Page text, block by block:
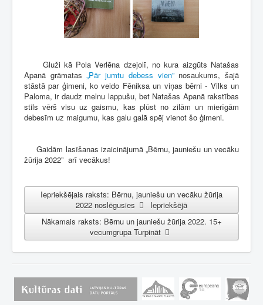
Gluži kā Pola Verlēna dzejolī, no kura aizgūts Natašas
Apanā grāmatas„Pār jumtu debess vien”nosaukums, šajā
stāstā par ģimeni, ko veido Fēniksa un viņas bērni - Vilks un
Paloma, ir daudz melnu lappušu, bet Natašas Apanā rakstības
stils vērš visu uz gaismu, kas plūst no zilām un mierīgām
debesīm uz maigumu, kas galu galā spēj vienot šo ģimeni.
Gaidām lasīšanas izaicinājumā „Bērnu, jauniešu un vecāku
žūrija 2022” arī vecākus!
Iepriekšējais raksts: Bērnu, jauniešu un vecāku žūrija
2022 noslēgusies
Iepriekšējā
Nākamais raksts: Bērnu un jauniešu žūrija 2022. 15+
vecumgrupa Turpināt